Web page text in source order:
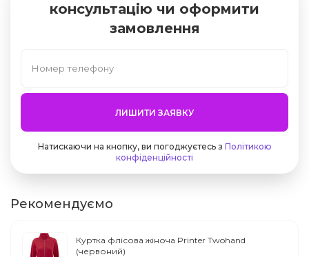
консультацію чи оформити
замовлення
ЛИШИТИ ЗАЯВКУ
Натискаючи на кнопку, ви погоджуєтесь з Політикою
конфіденційності
Рекомендуємо
Куртка флісова жіноча Printer Twohand
(червоний)